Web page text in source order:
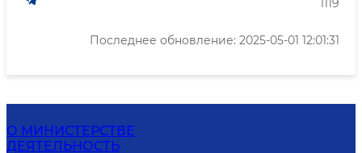
1119
Последнее обновление: 2025-05-01 12:01:31
О МИНИСТЕРСТВЕ
ДЕЯТЕЛЬНОСТЬ